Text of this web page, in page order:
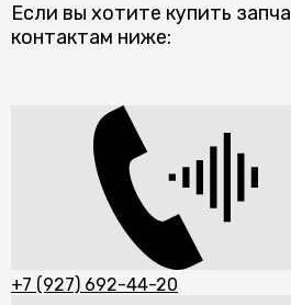
Если вы хотите купить
контактам ниже:
+7 (927) 692-44-20